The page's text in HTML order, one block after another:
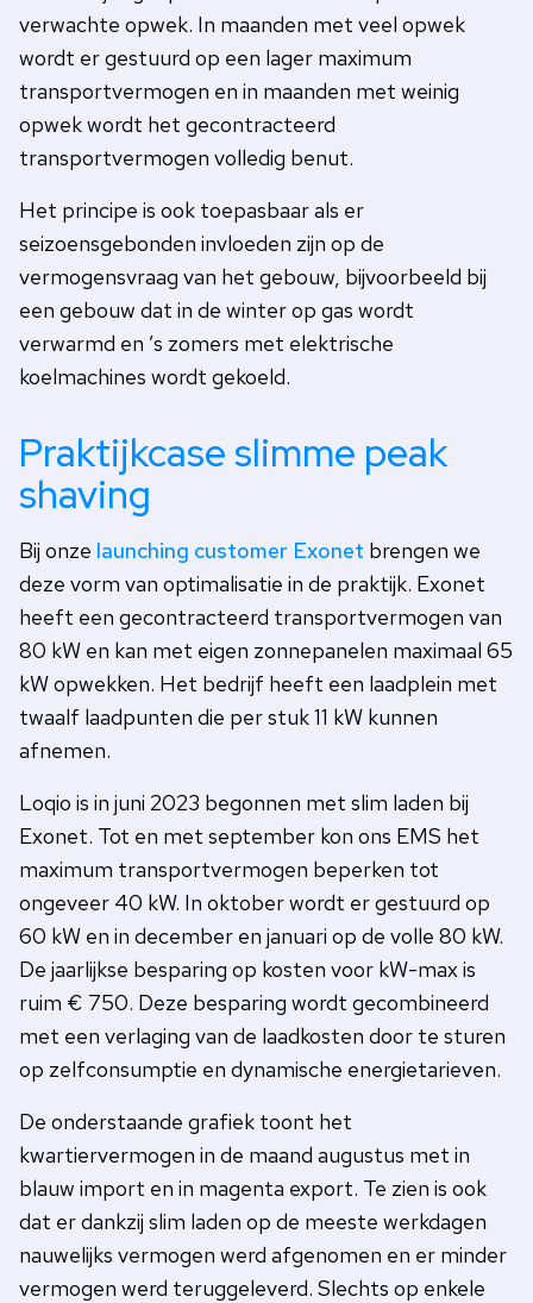
verwachte opwek. In maanden met veel opwek
wordt er gestuurd op een lager maximum
transportvermogen en in maanden met weinig
opwek wordt het gecontracteerd
transportvermogen volledig benut.
Het principe is ook toepasbaar als er
seizoensgebonden invloeden zijn op de
vermogensvraag van het gebouw, bijvoorbeeld bij
een gebouw dat in de winter op gas wordt
verwarmd en ’s zomers met elektrische
koelmachines wordt gekoeld.
Praktijkcase slimme peak
shaving
Bij onze launching customer Exonet brengen we
deze vorm van optimalisatie in de praktijk. Exonet
heeft een gecontracteerd transportvermogen van
80 kW en kan met eigen zonnepanelen maximaal 65
kW opwekken. Het bedrijf heeft een laadplein met
twaalf laadpunten die per stuk 11 kW kunnen
afnemen.
Loqio is in juni 2023 begonnen met slim laden bij
Exonet. Tot en met september kon ons EMS het
maximum transportvermogen beperken tot
ongeveer 40 kW. In oktober wordt er gestuurd op
60 kW en in december en januari op de volle 80 kW.
De jaarlijkse besparing op kosten voor kW-max is
ruim € 750. Deze besparing wordt gecombineerd
met een verlaging van de laadkosten door te sturen
op zelfconsumptie en dynamische energietarieven.
De onderstaande grafiek toont het
kwartiervermogen in de maand augustus met in
blauw import en in magenta export. Te zien is ook
dat er dankzij slim laden op de meeste werkdagen
nauwelijks vermogen werd afgenomen en er minder
vermogen werd teruggeleverd. Slechts op enkele